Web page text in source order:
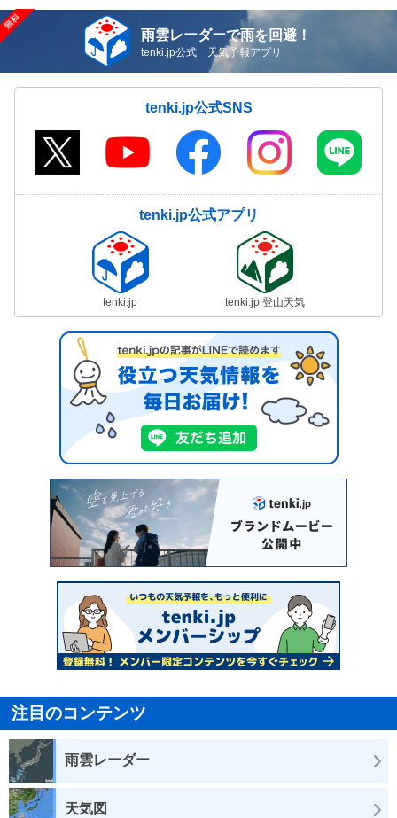
雨雲レーダーで雨を回避！
tenki.jp公式 天気予報アプリ
tenki.jp公式SNS
tenki.jp公式アプリ
tenki.jp tenki.jp 登山天気
注目のコンテンツ
雨雲レーダー
天気図